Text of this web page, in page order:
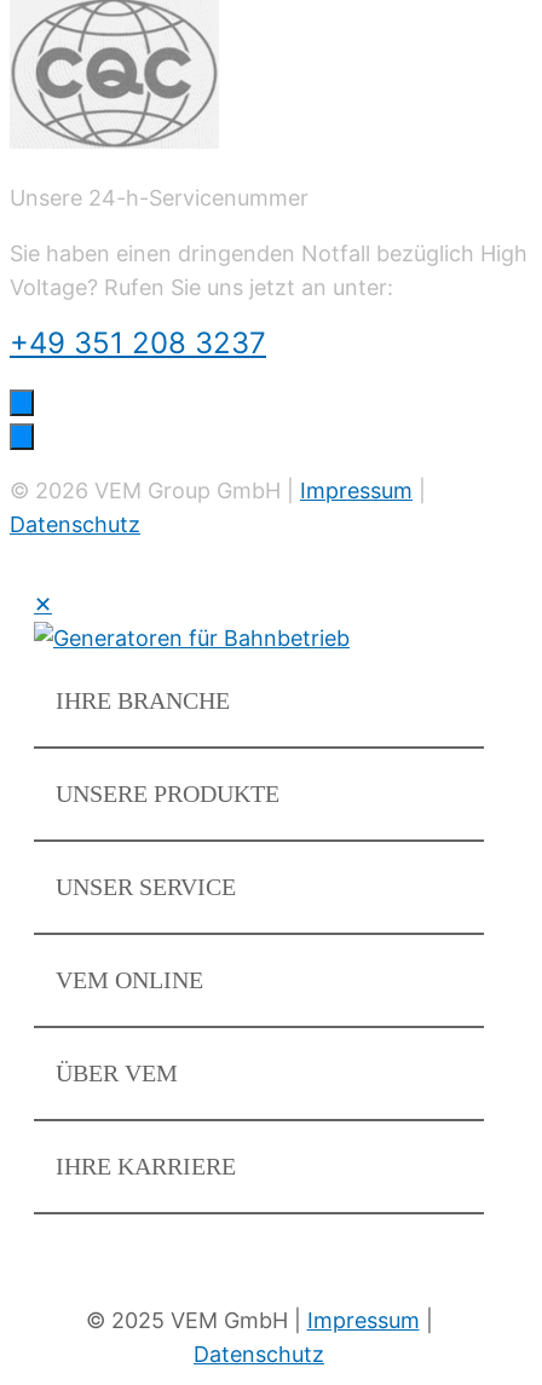
Unsere 24-h-Servicenummer
Sie haben einen dringenden Notfall bezüglich High
Voltage? Rufen Sie uns jetzt an unter:
+49 351 208 3237
© 2026 VEM Group GmbH | Impressum
Datenschutz
✕
IHRE BRANCHE
UNSERE PRODUKTE
UNSER SERVICE
VEM ONLINE
ÜBER VEM
IHRE KARRIERE
© 2025 VEM GmbH | Impressum
Datenschutz